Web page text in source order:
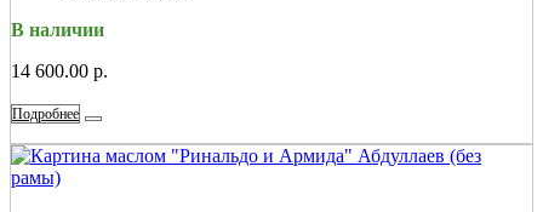
В наличии
14 600.00 р.
Подробнее